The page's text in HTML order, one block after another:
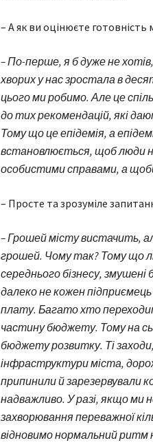
– А як ви оцінюєте готовність
– По-перше, я б дуже не
хворих у нас зростала в
цього ми робимо. Але це
до тих рекомендацій, які
Тому що це епідемія, а
встановлюється, щоб люди
особистими справами, а
– Просте та зрозуміле
– Грошей місту вистачить,
грошей. Чому так? Тому що
середнього бізнесу,
далеко не кожен
плату. Багато хто
частину бюджету. Тому на
бюджету розвитку. Ті
інфраструктури міста,
припинили й
надважливо. У разі, якщо ми
захворювання переважної
відновимо нормальний ритм